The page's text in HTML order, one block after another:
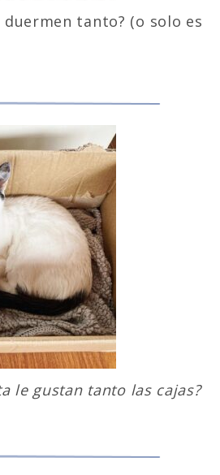
tanto? (o solo es
le gustan tanto las cajas?